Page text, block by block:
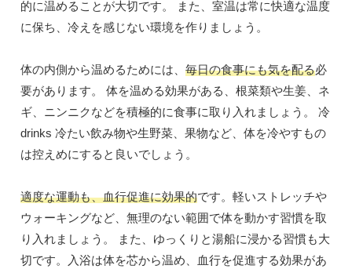
的に温めることが大切です。 また、室温は常に快適な温度
に保ち、冷えを感じない環境を作りましょう。
体の内側から温めるためには、 毎日の食事にも気を配る必
要があります。 体を温める効果がある、根菜類や生姜、ネ
ギ、ニンニクなどを積極的に食事に取り入れましょう。 冷
drinks 冷たい飲み物や生野菜、果物など、体を冷やすもの
は控えめにすると良いでしょう。
適度な運動も、血行促進に効果的です。軽いストレッチや
ウォーキングなど、無理のない範囲で体を動かす習慣を取
り入れましょう。 また、ゆっくりと湯船に浸かる習慣も大
切です。入浴は体を芯から温め、血行を促進する効果があ